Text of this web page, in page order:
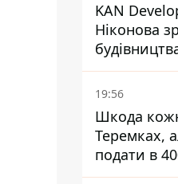
KAN
Ніконова
Теремках
19:56
Шкода
Теремках,
подати в
депутатка